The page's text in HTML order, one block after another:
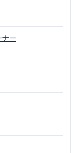
ナー